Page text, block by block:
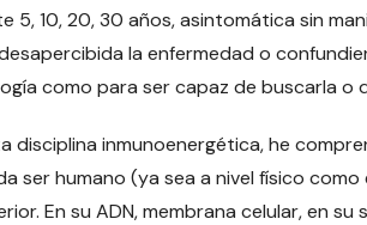
10, 20, 30 años, asintomática sin
la enfermedad o
como para ser capaz de buscarla o
disciplina inmunoenergética, he
ser humano (ya sea a nivel físico
En su ADN, membrana celular, en su